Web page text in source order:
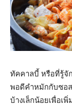
ทัคคาลบี้ หรือที่รู้จั
พอดีคำหมักกับซอส
บ้างเล็กน้อยเพื่อเ